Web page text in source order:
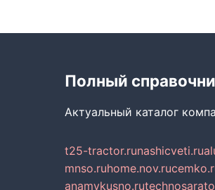
Полный
Актуальный каталог
t25-tractor.runashicveti.ru
mnso.ruhome.nov.ru
anamvkusno.ru